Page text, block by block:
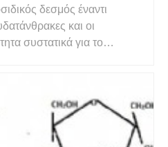
δεσμός έναντι
και οι
συστατικά για το
τις ενεργειακές
και οι πρωτεΐν